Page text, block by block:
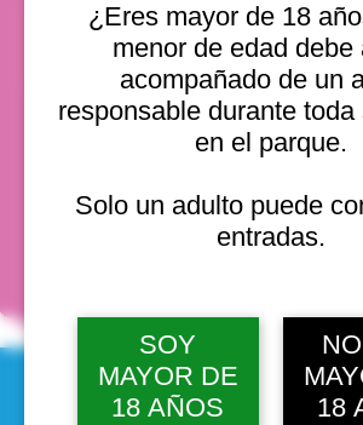
¿Eres mayor de 18
menor de edad debe
acompañado de un
responsable durante
en el parque.
Solo un adulto puede
entradas.
SOY
MAYOR DE
18 AÑOS
18
mar, 11 ago, 10:00 a. m.
mar, 11 ago, 11:00 a. m.
mar, 11 ago, 12:00 p. m.
Ver
© 2025 by Scantastic.